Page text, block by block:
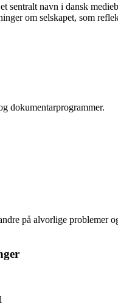
navn i dansk
om selskapet, som
dokumentarprogrammer.
på alvorlige